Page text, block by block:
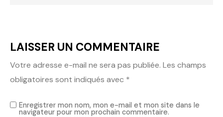
LAISSER UN COMMENTAIRE
Votre adresse e-mail ne sera pas publiée. Les champs
obligatoires sont indiqués avec *
Enregistrer mon nom, mon e-mail et mon site dans le
navigateur pour mon prochain commentaire.